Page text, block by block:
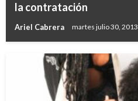
la contratación
Ariel Cabrera martes julio 30, 2013